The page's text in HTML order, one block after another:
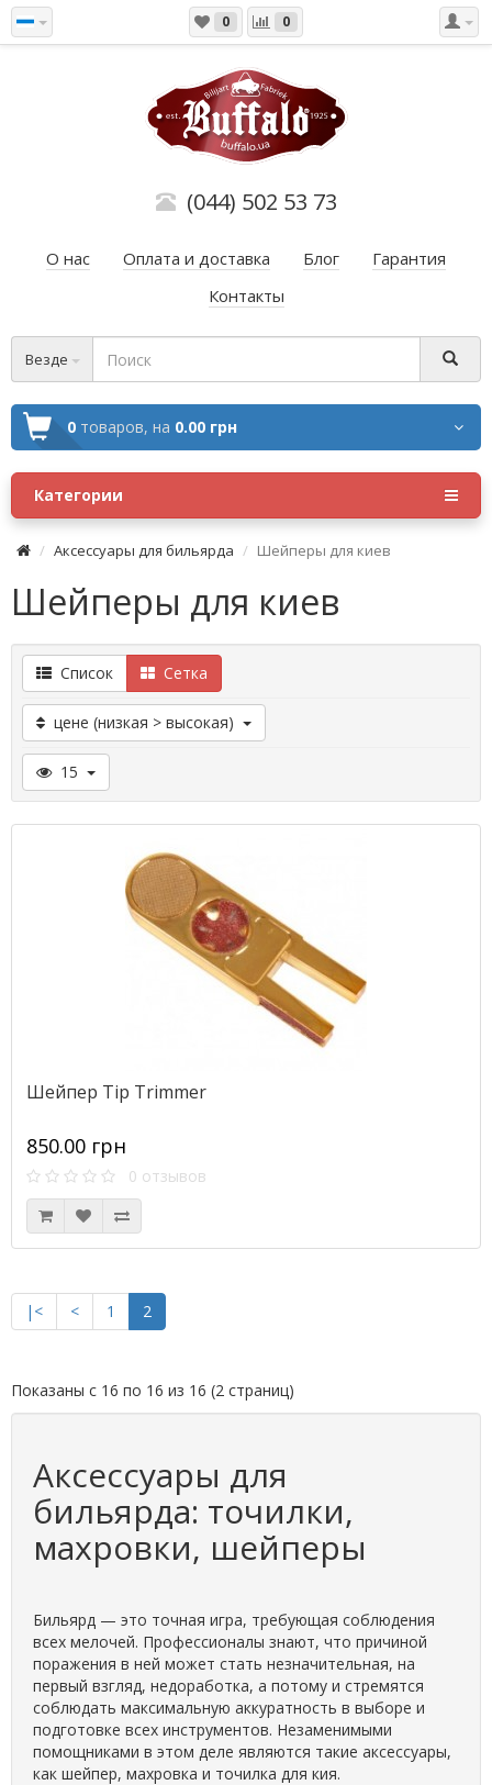
0 0
(044) 502 53 73
О нас Оплата и доставка Блог
Гарантия
Контакты
Везде
0 товаров, на 0.00 грн
Категории
Аксессуары для бильярда Шейперы для киев
Шейперы для киев
Список Сетка
цене (низкая > высокая)
15
Шейпер Tip Trimmer
850.00 грн
0 отзывов
|< < 1 2
Показаны с 16 по 16 из 16 (2 страниц)
Аксессуары для
бильярда: точилки,
махровки, шейперы
Бильярд — это точная игра, требующая соблюдения
всех мелочей. Профессионалы знают, что причиной
поражения в ней может стать незначительная, на
первый взгляд, недоработка, а потому и стремятся
соблюдать максимальную аккуратность в выборе и
подготовке всех инструментов. Незаменимыми
помощниками в этом деле являются такие аксессуары,
как шейпер, махровка и точилка для кия.